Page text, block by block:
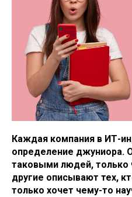
Каждая компания в ИТ-
определение джуниора.
таковыми людей, только
другие описывают тех,
только хочет чему-то